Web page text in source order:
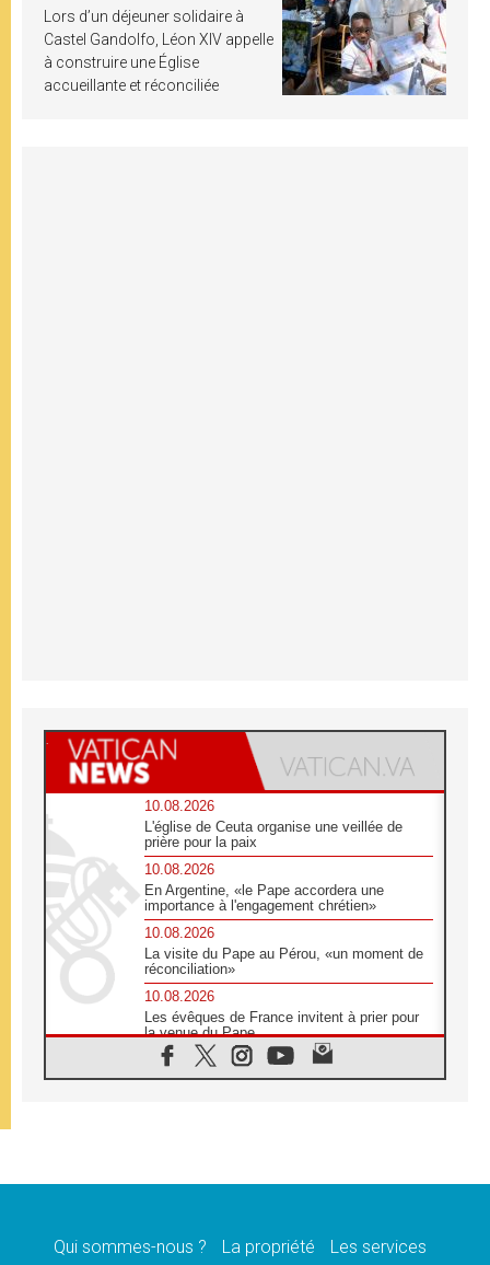
Lors d’un déjeuner solidaire à
Castel Gandolfo, Léon XIV appelle
à construire une Église
accueillante et réconciliée
10.08.2026
L'église de Ceuta organise une veillée de
prière pour la paix
10.08.2026
En Argentine, «le Pape accordera une
importance à l'engagement chrétien»
10.08.2026
La visite du Pape au Pérou, «un moment de
réconciliation»
10.08.2026
Les évêques de France invitent à prier pour
la venue du Pape
10.08.2026
Création d'un réseau des médias catholiques
09.08.2026
09.08.2026
Qui sommes-nous ? La propriété Les services